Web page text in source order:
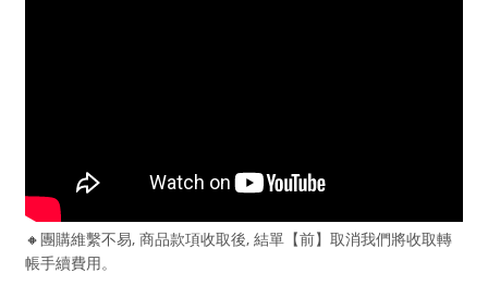
🔸團購維繫不易, 商品款項收取後, 結單【前】取消我們將收取轉
帳手續費用。